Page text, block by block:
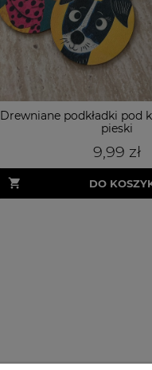
Drewniane podkładki pod
pieski
9,99 zł
DO